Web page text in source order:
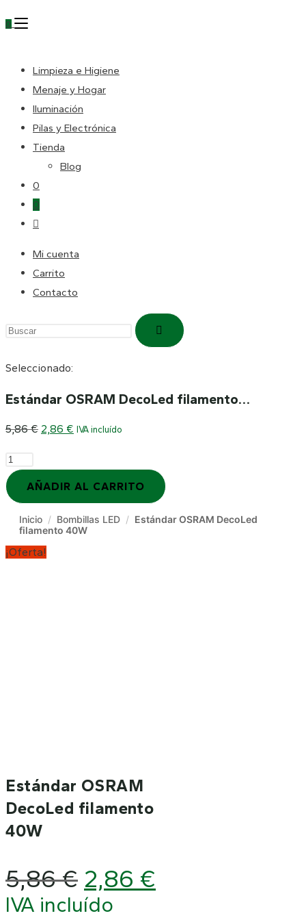
LA
WEB
0
Limpieza e Higiene
Menaje y Hogar
Iluminación
Pilas y Electrónica
Tienda
Blog
0
0
Alternar
de
la
web
Mi cuenta
Carrito
Contacto
Seleccionado:
Estándar OSRAM DecoLed filamento…
5,86€ El
original
era:
5,86 €.
2,86 € El
actual
es:
2,86 €.
IVA incluído
Estándar
OSRAM
DecoLed
filamento
40W
cantidad
AÑADIR AL CARRITO
Inicio / Bombillas LED / Estándar OSRAM DecoLed
filamento 40W
¡Oferta!
Estándar OSRAM
DecoLed filamento
40W
5,86€ El
precio
2,86 €
IVA incluído